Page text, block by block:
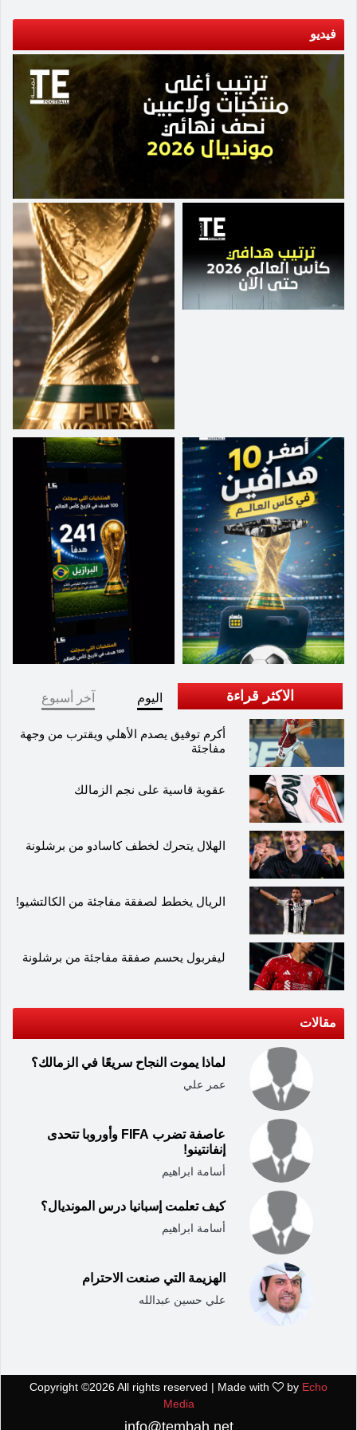
الشوط الأول حصلت عليها البرازيل بسبب لمسة يد.
ومع اقتراب المباراة من نهايتها توترت الأجواء وطرد
لاعب باراجواي أندريس كوباس بعد ركله دوجلاس
لويس، بينما استغلت البرازيل النقص العددي
في الحفاظ على تقدمها وضمان الحصول على
الثلاث. وهذا أول فوز لمنتخب البرازيل في 6 مباريات
رسمية، وهو أول انتصار للفريق في مباراة رسمية
تحت قيادة المدرب دوريفال جونيور الذي تولى قيادة
الفريق في يناير الماضي. وأعرب جونيور عن سعادته
بالتزام لاعبيه. وقال في المؤتمر الصحفي: «لم
نستحوذ على الكرة مثلما كان الوضع في المباراة
الماضية، ولكن الفاعلية كانت رائعة». وأضاف:
صعوبات للمنافس. قمت بتبديل مركزي باكيتا وجواو
جوميز من اليسار إلى اليمين، وهذا منح حرية لبرونو
جيماريش وباكيتا نفسه». ولم يسجل فينيسيوس أي
هدف للبرازيل لأكثر من عام، ولكنه استعاد ذاكرة
التهديف. وأضاف دوريفال: «قدم فينيسيوس مباراة
رائعة، وقام بتحركات رائعة وحركات ديناميكية للغاية.
كان مباشراً ومشاركاً. هذا ما نريده من اللاعبين الذين
يملكون مهارات فردية».
هذه القفزة في مسيرتهم بعد، وأنا مقتنع بأن
"نحن جاهزون للمباراة. لا شيء يتغير. لدينا التزام
رياضي. لا يمكن أن نفقد عقولنا. معنى الحياة هو
احترام الآخرين".
فيديو
الاكثر قراءة اليوم آخر أسبوع
أكرم توفيق يصدم الأهلي ويقترب من وجهة
مفاجئة
عقوبة قاسية على نجم الزمالك
الهلال يتحرك لخطف كاسادو من برشلونة
الريال يخطط لصفقة مفاجئة من الكالتشيو!
ليفربول يحسم صفقة مفاجئة من برشلونة
مقالات
لماذا يموت النجاح سريعًا في الزمالك؟
عمر علي
عاصفة تضرب FIFA وأوروبا تتحدى
إنفانتينو!
أسامة ابراهيم
كيف تعلمت إسبانيا درس المونديال؟
أسامة ابراهيم
الهزيمة التي صنعت الاحترام
علي حسين عبدالله
Copyright ©2026 All rights reserved | Made with by Echo
Media
info@tembah.net